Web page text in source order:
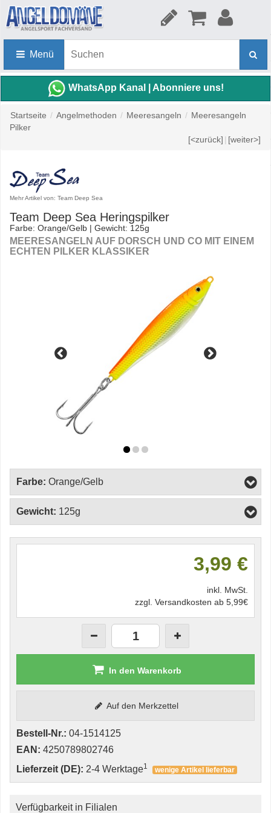
Menü
WhatsApp Kanal | Abonniere uns!
Startseite / Angelmethoden / Meeresangeln / Meeresangeln
Pilker
[<zurück] | [weiter>]
Mehr Artikel von: Team Deep Sea
Team Deep Sea Heringspilker
Farbe: Orange/Gelb | Gewicht: 125g
MEERESANGELN AUF DORSCH UND CO MIT EINEM
ECHTEN PILKER KLASSIKER
Farbe: Orange/Gelb
Gewicht: 125g
3,99 €
inkl. MwSt.
zzgl. Versandkosten ab 5,99€
In den Warenkorb
Auf den Merkzettel
Bestell-Nr.: 04-1514125
EAN: 4250789802746
Lieferzeit (DE): 2-4 Werktage1 wenige Artikel lieferbar
Verfügbarkeit in Filialen